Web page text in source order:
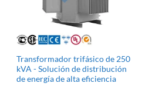
Transformador trifásico de 250
kVA - Solución de distribución
de energía de alta eficiencia